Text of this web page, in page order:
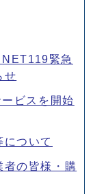
緊急
せ
ビスを開始
ついて
者の皆様・購